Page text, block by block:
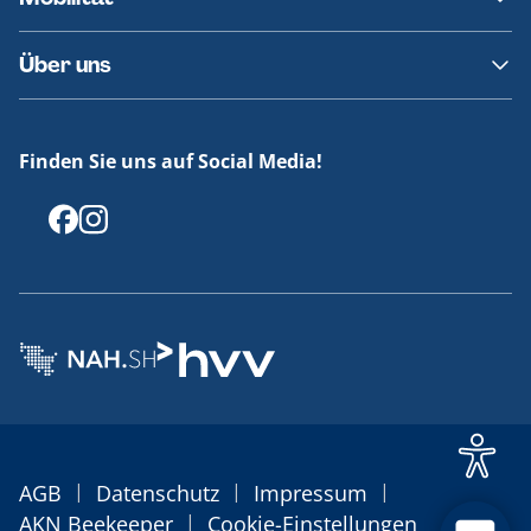
Fundsachen
Häufige Fragen
Barrierefreies Reisen
Erklärung Barrierefreiheit
Über uns
Offenlegungen
Finden Sie uns auf Social Media!
AGB | Datenschutz | Impressum |
AKN Beekeeper | Cookie-Einstellungen